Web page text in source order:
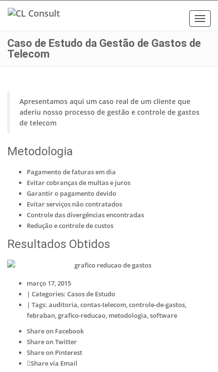
Caso de Estudo da Gestão de Gastos de
Telecom
Apresentamos aqui um caso real de um cliente que
aderiu nosso processo de gestão e controle de gastos
de telecom
Metodologia
Pagamento de faturas em dia
Evitar cobranças de multas e juros
Garantir o pagamento devido
Evitar serviços não contratados
Controle das divergências encontradas
Redução e controle de custos
Resultados Obtidos
março 17, 2015
| Categories: Casos de Estudo
| Tags: auditoria,contas-telecom,controle-de-gastos,
febraban,grafico-reducao, metodologia,software
Share on Facebook
Share on Twitter
Share on Pinterest
Share via Email